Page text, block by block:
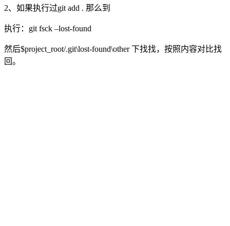
2、如果执行过git add . 那么到
执行：git fsck –lost-found
然后$project_root/.git\lost-found\other 下找找，按照内容对比找
回。